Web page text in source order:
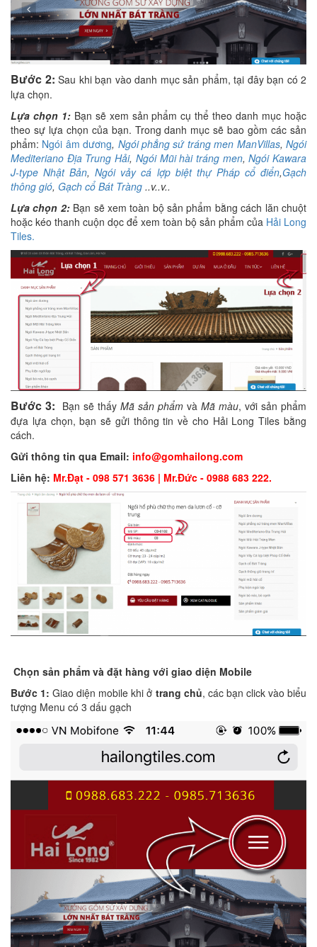
Bước 2: Sau khi bạn vào danh mục sản phẩm, tại đây bạn có 2
lựa chọn.
Lựa chọn 1:Bạn sẽ xem sản phẩm cụ thể theo danh mục hoặc
theo sự lựa chọn của bạn. Trong danh mục sẽ bao gồm các sản
phẩm: Ngói âm dương, Ngói phẳng sứ tráng men ManVillas,Ngói
Mediteriano Địa Trung Hải, Ngói Mũi hài tráng men,Ngói Kawara
J-type Nhật Bản,Ngói vảy cá lợp biệt thự Pháp cổ điển,Gạch
thông gió, Gạch cổ Bát Tràng ..v..v..
Lựa chọn 2:Bạn sẽ xem toàn bộ sản phẩm bằng cách lăn chuột
hoặc kéo thanh cuộn dọc để xem toàn bộ sản phẩm của Hải Long
Tiles.
Bước 3: Bạn sẽ thấy Mã sản phẩm và Mã màu, với sản phẩm
đựa lựa chọn, bạn sẽ gửi thông tin về cho Hải Long Tiles bằng
cách.
Gửi thông tin qua Email: info@gomhailong.com
Liên hệ: Mr.Đạt - 098 571 3636 | Mr.Đức - 0988 683 222.
Chọn sản phẩm và đặt hàng với giao diện Mobile
Bước 1: Giao diện mobile khi ở trang chủ, các bạn click vào biểu
tượng Menu có 3 dấu gạch